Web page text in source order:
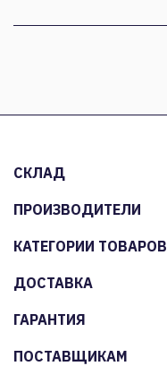
СКЛАД
ПРОИЗВОДИТЕЛИ
КАТЕГОРИИ ТОВАРОВ
ДОСТАВКА
ГАРАНТИЯ
ПОСТАВЩИКАМ